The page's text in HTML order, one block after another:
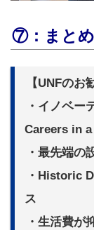
⑦：まとめ
【UNFのお
・イノベー
Careers in
・最先端の
・Historic
ス
・生活費が